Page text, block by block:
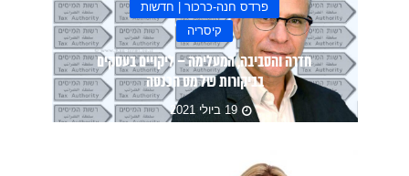
פרדס חנה-כרכור | חדשות
קיסריה
חדרה והסביבה, המעלימה – ליקויים בעסקים
בביקורות של מס הכנסה
19 ביולי 2021